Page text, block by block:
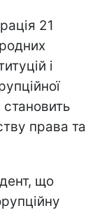
21
і
права та
що